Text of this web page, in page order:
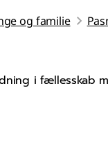
og familie
i fællesskab